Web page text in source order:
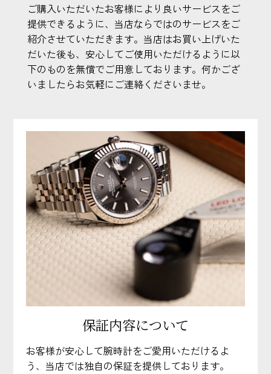
ご購入いただいたお客様により良いサービスをご
提供できるように、当店ならではのサービスをご
紹介させていただきます。当店はお買い上げいた
だいた後も、安心してご使用いただけるように以
下のものを無償でご用意しております。何かござ
いましたらお気軽にご連絡くださいませ。
保証内容について
お客様が安心して腕時計をご愛用いただけるよ
う、当店では独自の保証を提供しております。